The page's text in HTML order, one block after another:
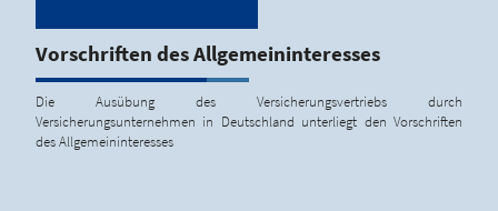
Vorschriften des Allgemeininteresses
Die Ausübung des Versicherungsvertriebs durch
Versicherungsunternehmen in Deutschland unterliegt den Vorschriften
des Allgemeininteresses